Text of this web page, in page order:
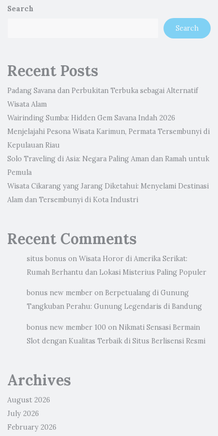
Search
Search
Recent Posts
Padang Savana dan Perbukitan Terbuka sebagai Alternatif
Wisata Alam
Wairinding Sumba: Hidden Gem Savana Indah 2026
Menjelajahi Pesona Wisata Karimun, Permata Tersembunyi di
Kepulauan Riau
Solo Traveling di Asia: Negara Paling Aman dan Ramah untuk
Pemula
Wisata Cikarang yang Jarang Diketahui: Menyelami Destinasi
Alam dan Tersembunyi di Kota Industri
Recent Comments
situs bonus on Wisata Horor di Amerika Serikat:
Rumah Berhantu dan Lokasi Misterius Paling Populer
bonus new member on Berpetualang di Gunung
Tangkuban Perahu: Gunung Legendaris di Bandung
bonus new member 100 on Nikmati Sensasi Bermain
Slot dengan Kualitas Terbaik di Situs Berlisensi Resmi
Archives
August 2026
July 2026
February 2026